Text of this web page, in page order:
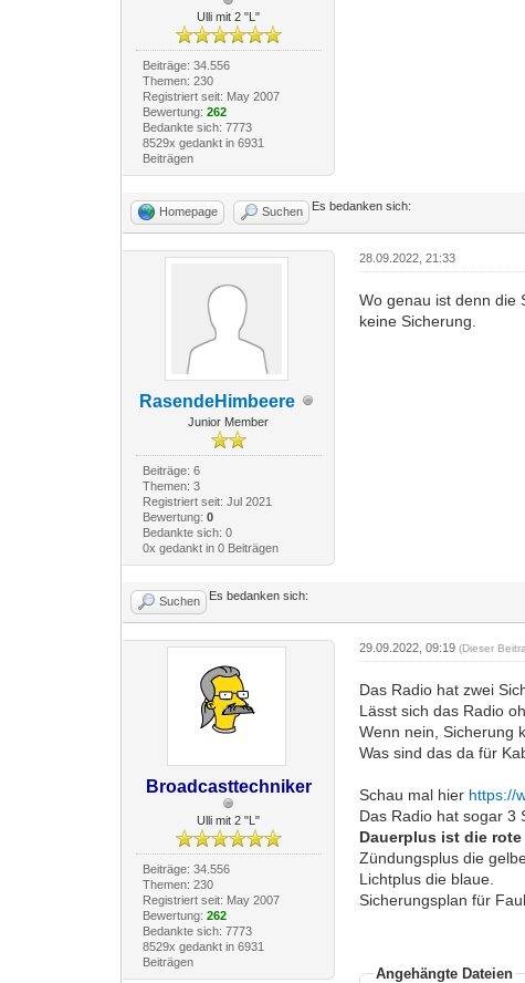
Ulli mit 2 "L"
Beiträge: 34.556
Themen: 230
Registriert seit: May 2007
Bewertung: 262
Bedankte sich: 7773
8529x gedankt in 6931
Beiträgen
Homepage Suchen Es bedanken sich:
RasendeHimbeere
Junior Member
Beiträge: 6
Themen: 3
Registriert seit: Jul 2021
Bewertung: 0
Bedankte sich: 0
0x gedankt in 0 Beiträgen
28.09.2022, 21:33
Wo genau ist denn die
keine Sicherung.
Suchen Es bedanken sich:
Broadcasttechniker
Ulli mit 2 "L"
Beiträge: 34.556
Themen: 230
Registriert seit: May 2007
Bewertung: 262
Bedankte sich: 7773
8529x gedankt in 6931
Beiträgen
29.09.2022, 09:19(Dieser
Das Radio hat zwei
Lässt sich das Radio
Wenn nein, Sicherung
Was sind das da für
Schau mal hier https://
Das Radio hat sogar 3
Dauerplus ist die
Zündungsplus die
Lichtplus die blaue.
Sicherungsplan für
Angehängte Dateien